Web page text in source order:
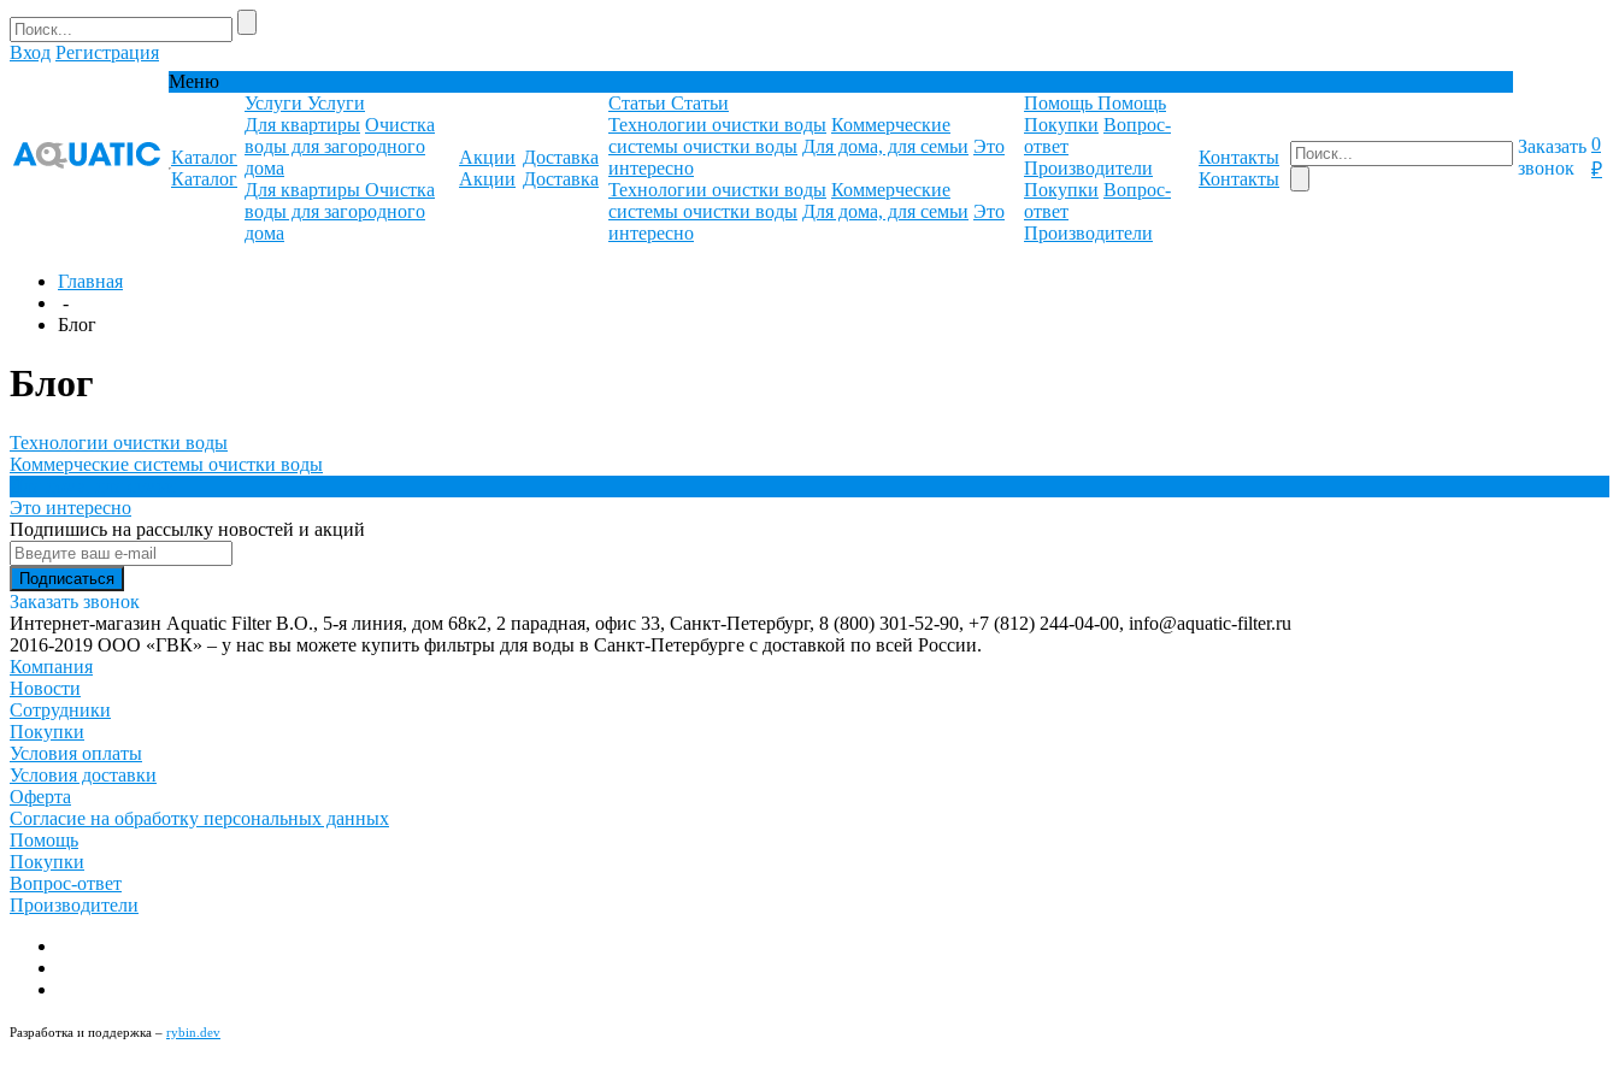
Вход Регистрация
Меню
Каталог
Каталог
Услуги Услуги
Для квартиры Очистка
воды для загородного
дома
Для квартиры Очистка
воды для загородного
дома
Акции
Акции
Доставка
Доставка
Статьи Статьи
Технологии очистки воды Коммерческие
системы очистки воды Для дома, для семьи Это
интересно
Технологии очистки воды Коммерческие
системы очистки воды Для дома, для семьи Это
интересно
Помощь Помощь
Покупки Вопрос-
ответ
Производители
Покупки Вопрос-
ответ
Производители
Контакты
Контакты
Заказать
звонок
0
₽
Главная
-
Блог
Блог
Технологии очистки воды
Коммерческие системы очистки воды
Это интересно
Подпишись на рассылку новостей и акций
Заказать звонок
Интернет-магазин Aquatic Filter В.О., 5-я линия, дом 68к2, 2 парадная, офис 33, Санкт-Петербург, 8 (800) 301-52-90, +7 (812) 244-04-00, info@aquatic-filter.ru
2016-2019 ООО «ГВК» – у нас вы можете купить фильтры для воды в Санкт-Петербурге с доставкой по всей России.
Компания
Новости
Сотрудники
Покупки
Условия оплаты
Условия доставки
Оферта
Согласие на обработку персональных данных
Помощь
Покупки
Вопрос-ответ
Производители
Разработка и поддержка – rybin.dev